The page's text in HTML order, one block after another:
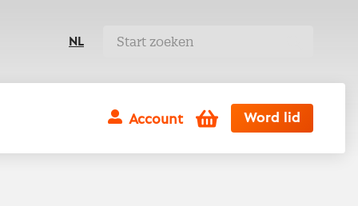
NL
Account Winkelwagen
Word lid